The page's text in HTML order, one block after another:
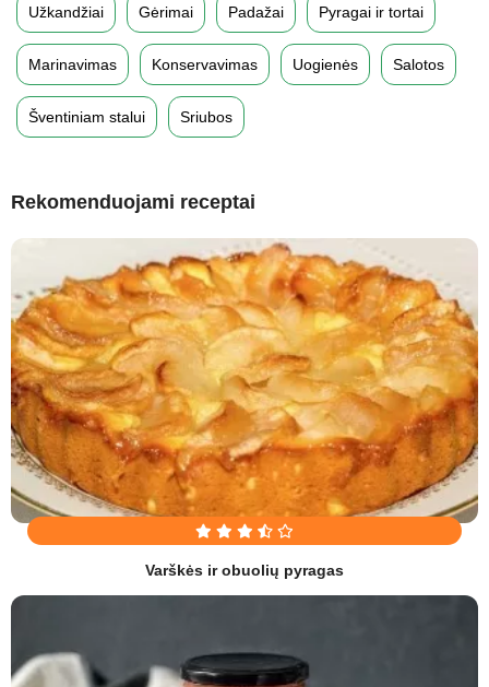
Užkandžiai Gėrimai Padažai Pyragai ir tortai
Marinavimas Konservavimas Uogienės Salotos
Šventiniam stalui Sriubos
Rekomenduojami receptai
Varškės ir obuolių pyragas